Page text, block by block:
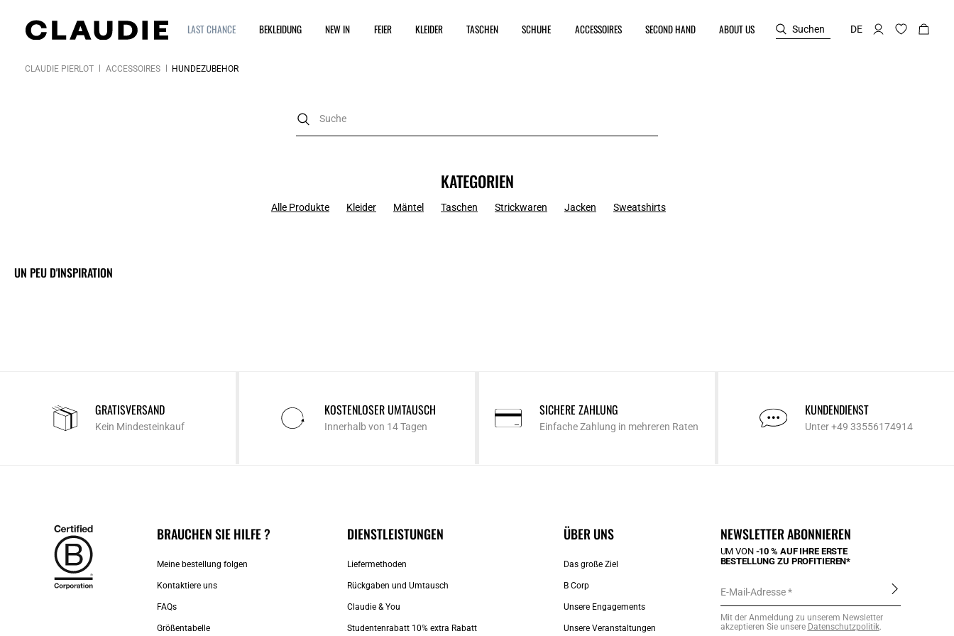
LAST CHANCE BEKLEIDUNG NEW IN FEIER KLEIDER TASCHEN SCHUHE ACCESSOIRES SECOND HAND ABOUT US Suchen DE
CLAUDIE PIERLOT ACCESSOIRES HUNDEZUBEHÖR
KATEGORIEN
Alle Produkte Kleider Mäntel Taschen Strickwaren Jacken Sweatshirts
UN PEU D'INSPIRATION
GRATISVERSAND
Kein Mindesteinkauf
KOSTENLOSER UMTAUSCH
Innerhalb von 14 Tagen
SICHERE ZAHLUNG
Einfache Zahlung in mehreren Raten
KUNDENDIENST
Unter +49 33556174914
BRAUCHEN SIE HILFE ?
Meine bestellung folgen
Kontaktiere uns​
FAQs
Größentabelle
DIENSTLEISTUNGEN
Liefermethoden
Rückgaben und Umtausch
Claudie & You
Studentenrabatt 10% extra Rabatt
ÜBER UNS
Das große Ziel
B Corp
Unsere Engagements
Unsere Veranstaltungen
NEWSLETTER ABONNIEREN
UM VON -10 % AUF IHRE ERSTE
BESTELLUNG ZU PROFITIEREN*
E-Mail-Adresse
Mit der Anmeldung zu unserem Newsletter
akzeptieren Sie unsere Datenschutzpolitik.